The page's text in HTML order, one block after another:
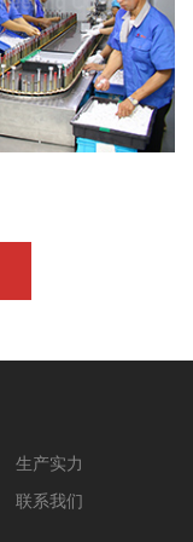
生产实力
联系我们